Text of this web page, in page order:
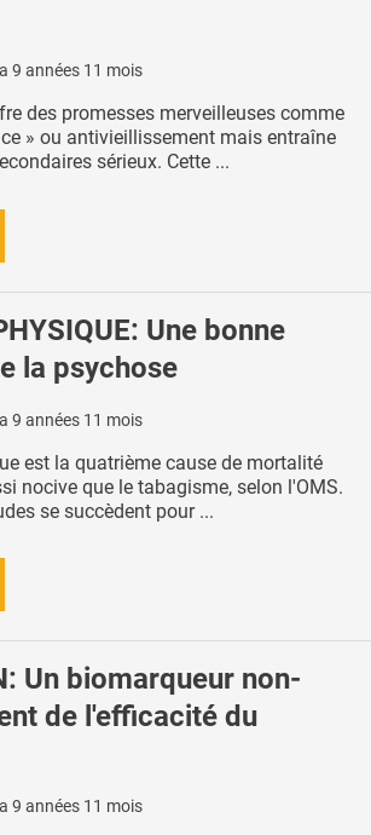
9 années 11 mois
des promesses merveilleuses comme
» ou antivieillissement mais entraîne
sérieux. Cette ...
Une bonne
la psychose
9 années 11 mois
est la quatrième cause de mortalité
nocive que le tabagisme, selon l'OMS.
se succèdent pour ...
Un biomarqueur non-
de l'efficacité du
9 années 11 mois